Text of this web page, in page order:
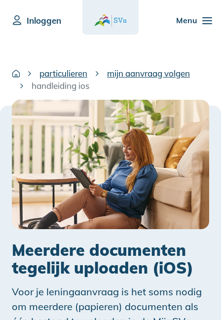
Menu
Inloggen
particulieren
mijn aanvraag volgen
handleiding ios
Meerdere documenten
tegelijk uploaden (iOS)
Voor je leningaanvraag is het soms nodig
om meerdere (papieren) documenten als